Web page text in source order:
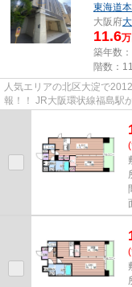
東海道
大阪府
11.6
築年数
階数：
人気エリアの北区大淀で
報！！ JR大阪環状線福島駅